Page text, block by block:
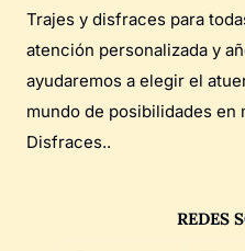
Trajes y disfraces para
atención personalizada y
ayudaremos a elegir el
mundo de posibilidades en
Disfraces..
REDES